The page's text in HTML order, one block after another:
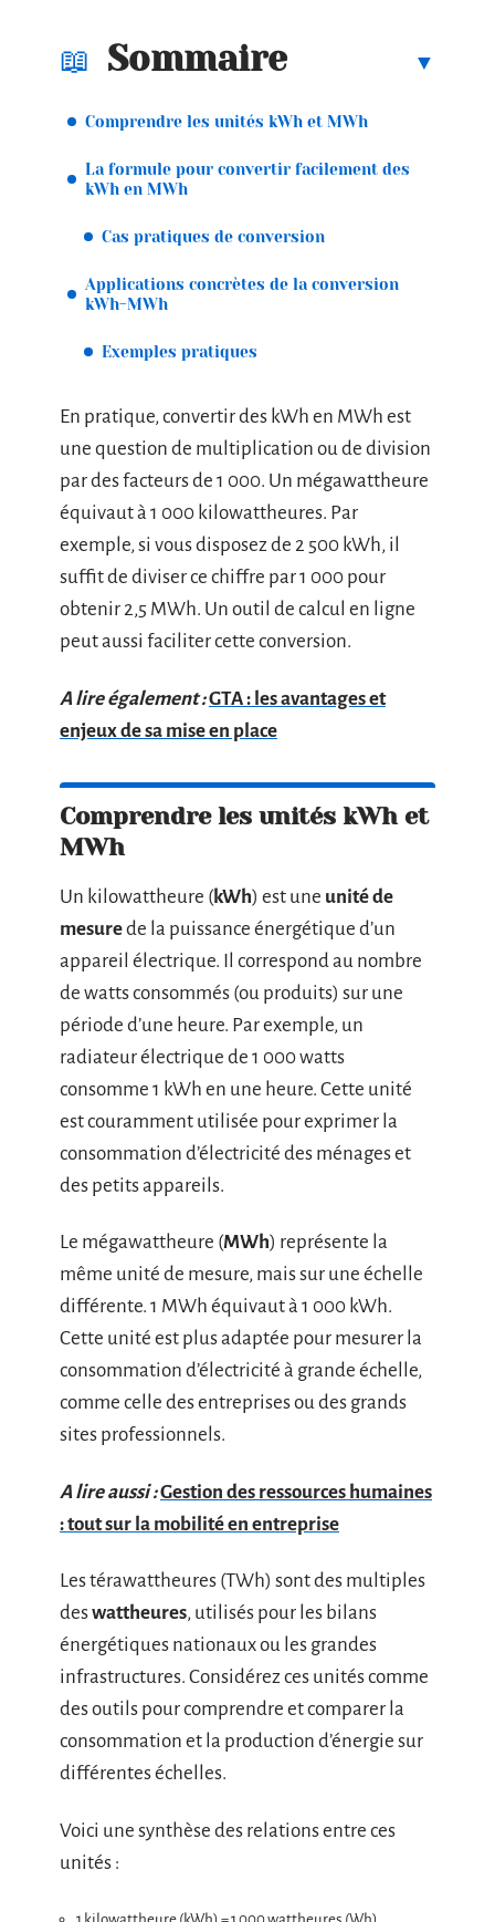
Sommaire
Comprendre les unités kWh et MWh
La formule pour convertir facilement des
kWh en MWh
Cas pratiques de conversion
Applications concrètes de la conversion
kWh-MWh
Exemples pratiques
En pratique, convertir des kWh en MWh est
une question de multiplication ou de division
par des facteurs de 1 000. Un mégawattheure
équivaut à 1 000 kilowattheures. Par
exemple, si vous disposez de 2 500 kWh, il
suffit de diviser ce chiffre par 1 000 pour
obtenir 2,5 MWh. Un outil de calcul en ligne
peut aussi faciliter cette conversion.
A lire également :GTA : les avantages et
enjeux de sa mise en place
Comprendre les unités kWh et
MWh
Un kilowattheure (kWh) est une unité de
mesurede la puissance énergétique d’un
appareil électrique. Il correspond au nombre
de watts consommés (ou produits) sur une
période d’une heure. Par exemple, un
radiateur électrique de 1 000 watts
consomme 1 kWh en une heure. Cette unité
est couramment utilisée pour exprimer la
consommation d’électricité des ménages et
des petits appareils.
Le mégawattheure (MWh) représente la
même unité de mesure, mais sur une échelle
différente. 1 MWh équivaut à 1 000 kWh.
Cette unité est plus adaptée pour mesurer la
consommation d’électricité à grande échelle,
comme celle des entreprises ou des grands
sites professionnels.
A lire aussi :Gestion des ressources humaines
: tout sur la mobilité en entreprise
Les térawattheures (TWh) sont des multiples
deswattheures, utilisés pour les bilans
énergétiques nationaux ou les grandes
infrastructures. Considérez ces unités comme
des outils pour comprendre et comparer la
consommation et la production d’énergie sur
différentes échelles.
Voici une synthèse des relations entre ces
unités :